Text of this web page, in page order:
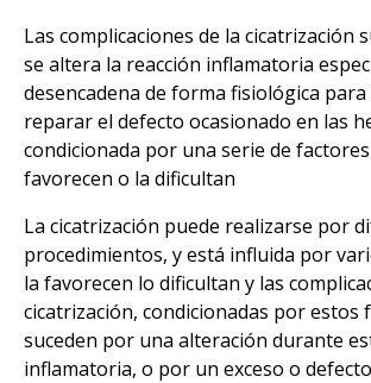
Las complicaciones de la cicatrización
se altera la reacción inflamatoria
desencadena de forma fisiológica
reparar el defecto ocasionado en las
condicionada por una serie de
favorecen o la dificultan
La cicatrización puede realizarse por
procedimientos, y está influida por
la favorecen lo dificultan y las
cicatrización, condicionadas por estos
suceden por una alteración durante
inflamatoria, o por un exceso o